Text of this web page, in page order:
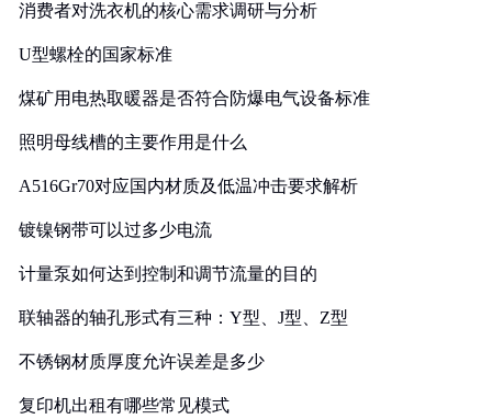
消费者对洗衣机的核心需求调研与分析
U型螺栓的国家标准
煤矿用电热取暖器是否符合防爆电气设备标准
照明母线槽的主要作用是什么
A516Gr70对应国内材质及低温冲击要求解析
镀镍钢带可以过多少电流
计量泵如何达到控制和调节流量的目的
联轴器的轴孔形式有三种：Y型、J型、Z型
不锈钢材质厚度允许误差是多少
复印机出租有哪些常见模式